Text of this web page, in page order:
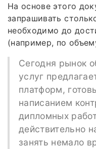
На основе этого
запрашивать
необходимо до
(например, по
Сегодня рынок
услуг
платформ,
написанием
дипломных
действительно
занять немало